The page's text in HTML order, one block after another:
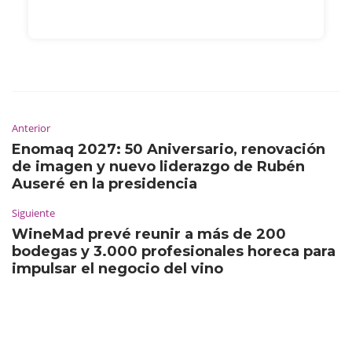
Anterior
Enomaq 2027: 50 Aniversario, renovación
de imagen y nuevo liderazgo de Rubén
Auseré en la presidencia
Siguiente
WineMad prevé reunir a más de 200
bodegas y 3.000 profesionales horeca para
impulsar el negocio del vino